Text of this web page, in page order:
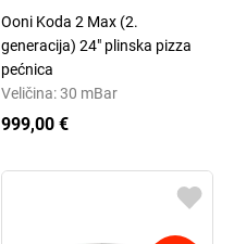
Ooni Koda 2 Max (2.
generacija) 24" plinska pizza
pećnica
Veličina: 30 mBar
999,00 €